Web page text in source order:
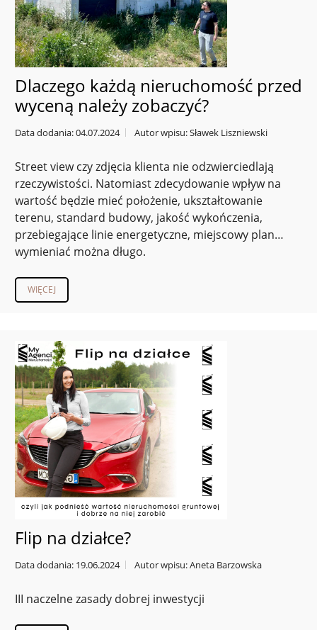
Dlaczego każdą nieruchomość przed
wyceną należy zobaczyć?
Data dodania: 04.07.2024 Autor wpisu: Sławek Liszniewski
Street view czy zdjęcia klienta nie odzwierciedlają
rzeczywistości. Natomiast zdecydowanie wpływ na
wartość będzie mieć położenie, ukształtowanie
terenu, standard budowy, jakość wykończenia,
przebiegające linie energetyczne, miejscowy plan…
wymieniać można długo.
WIĘCEJ
Flip na działce?
Data dodania: 19.06.2024 Autor wpisu: Aneta Barzowska
III naczelne zasady dobrej inwestycji